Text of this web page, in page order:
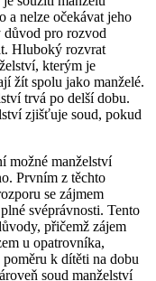
a nelze očekávat jeho
pro rozvod
Hluboký rozvrat
kterým je
žít spolu jako manželé.
trvá po delší dobu.
zjišťuje soud, pokud
možné manželství
Prvním z těchto
se zájmem
svéprávnosti. Tento
přičemž zájem
u opatrovníka,
k dítěti na dobu
soud manželství